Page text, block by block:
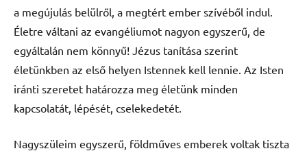
a megújulás belülről, a megtért ember szívéből indul.
Életre váltani az evangéliumot nagyon egyszerű, de
egyáltalán nem könnyű! Jézus tanítása szerint
életünkben az első helyen Istennek kell lennie. Az Isten
iránti szeretet határozza meg életünk minden
kapcsolatát, lépését, cselekedetét.
Nagyszüleim egyszerű, földműves emberek voltak tiszta